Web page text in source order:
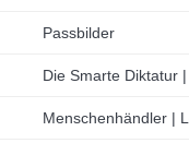
Passbilder
Die Smarte Diktatur
Menschenhändler |